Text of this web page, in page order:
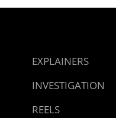
EXPLAINERS
INVESTIGATION
REELS